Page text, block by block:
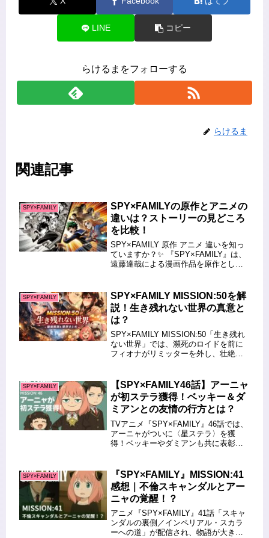
LINE コピー
らけるまをフォローする
らけるま
関連記事
SPY×FAMILY
SPY×FAMILYの原作とアニメの
違いは？ストーリーの見どころ
を比較！
SPY×FAMILY 原作 アニメ 違いを知っ
ていますか？✨ 『SPY×FAMILY』は、
遠藤達哉による漫画作品を原作とした
作とアニメの違いや、それぞれのスト
ーリー...
SPY×FAMILY
SPY×FAMILY MISSION:50を解
説！生き残れない世界の真意と
は？
SPY×FAMILY MISSION:50「生き残れ
ない世界」では、瀕死のロイドを前に
フィオナがリミッターを外し、壮絶な
会、そしてフィオナの感情が爆発する
瞬間など、キャラクタ...
SPY×FAMILY
【SPY×FAMILY46話】アーニャ
が初ステラ獲得！ベッキー＆ダ
ミアンとの友情の行方とは？
TVアニメ『SPY×FAMILY』46話では、
アーニャがついに〈星ステラ〉を獲
得！ベッキーやダミアンも共に表彰さ
アンの“友達”としての進展や、メリンダ
との関係、アーニャの人...
SPY×FAMILY
『SPY×FAMILY』MISSION:41
感想｜不倫スキャンダルとアー
ニャの覚醒！？
アニメ『SPY×FAMILY』41話「スキャ
ンダルの裏側／インペリアル・スカラ
ーへの道」が配信され、物語が大きく